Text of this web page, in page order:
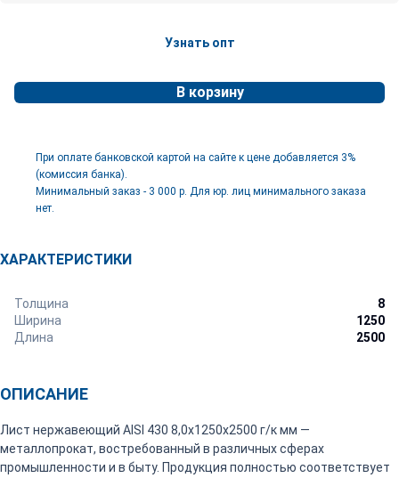
Узнать опт
В корзину
При оплате банковской картой на сайте к цене добавляется 3%
(комиссия банка).
Минимальный заказ - 3 000 р. Для юр. лиц минимального заказа
нет.
ХАРАКТЕРИСТИКИ
Толщина
8
Ширина
1250
Длина
2500
ОПИСАНИЕ
Лист нержавеющий AISI 430 8,0х1250х2500 г/к мм —
металлопрокат, востребованный в различных сферах
промышленности и в быту. Продукция полностью соответствует